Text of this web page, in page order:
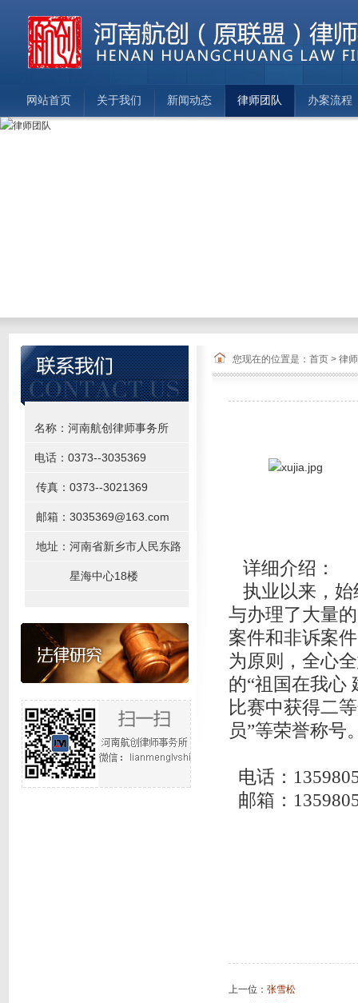
网站首页 关于我们 新闻动态 律师团队 办案流程
名称：河南航创律师事务所
电话：0373--3035369
传真：0373--3021369
邮箱：3035369@163.com
地址：河南省新乡市人民东路
星海中心18楼
您现在的位置是： 首页 > 律
详细介绍：
执业以来，
与办理了大量
案件和非诉案
为原则，全心
的“祖国在我心
比赛中获得二
员”等荣誉称号
电话：
邮箱：
上一位： 张雪松